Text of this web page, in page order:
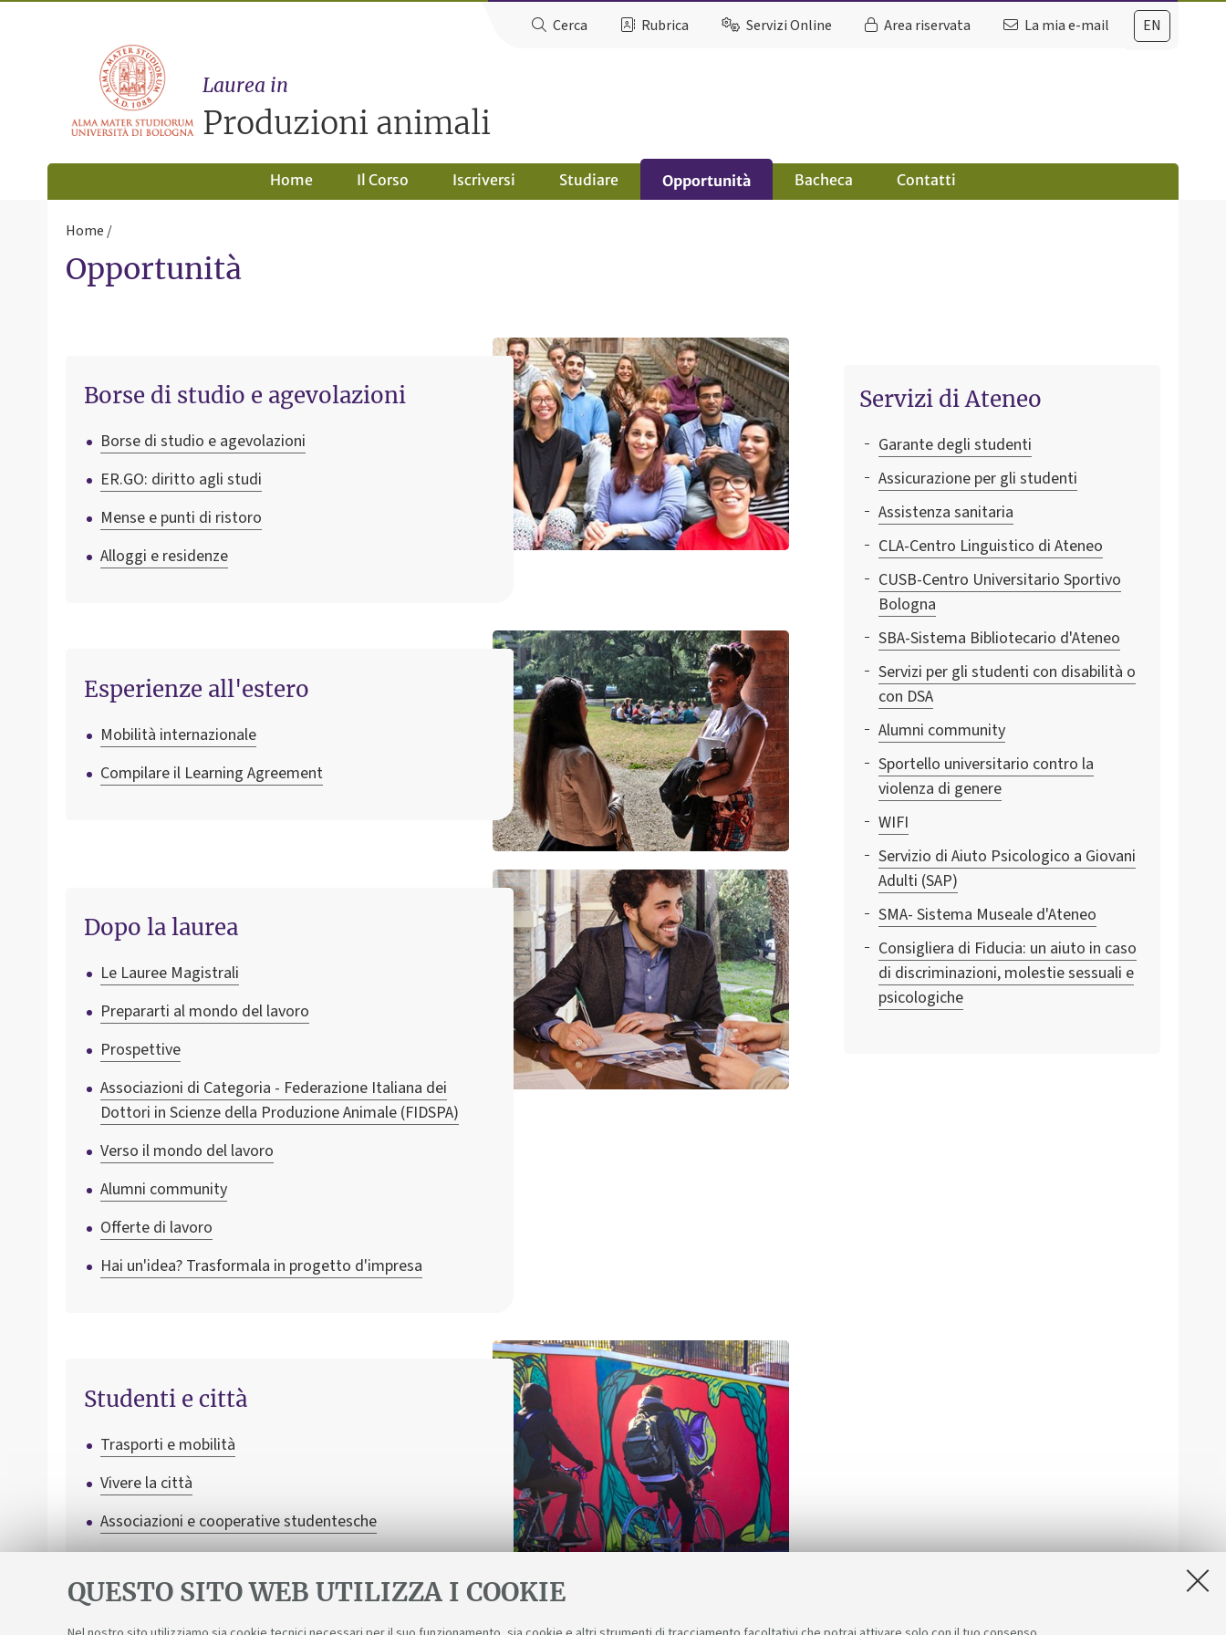
QUESTO SITO WEB UTILIZZA I COOKIE
EN
Cerca Rubrica Servizi Online Area riservata La mia e-mail
Laurea in
Produzioni animali
Home Il Corso Iscriversi Studiare Opportunità Bacheca Contatti
Home
Opportunità
Borse di studio e agevolazioni
Borse di studio e agevolazioni
ER.GO: diritto agli studi
Mense e punti di ristoro
Alloggi e residenze
Esperienze all'estero
Mobilità internazionale
Compilare il Learning Agreement
Dopo la laurea
Le Lauree Magistrali
Prepararti al mondo del lavoro
Prospettive
Associazioni di Categoria - Federazione Italiana dei
Dottori in Scienze della Produzione Animale (FIDSPA)
Verso il mondo del lavoro
Alumni community
Offerte di lavoro
Hai un'idea? Trasformala in progetto d'impresa
Studenti e città
Trasporti e mobilità
Vivere la città
Associazioni e cooperative studentesche
Agevolazioni per cinema, musei e teatri
Servizi di Ateneo
Garante degli studenti
Assicurazione per gli studenti
Assistenza sanitaria
CLA-Centro Linguistico di Ateneo
CUSB-Centro Universitario Sportivo
Bologna
SBA-Sistema Bibliotecario d'Ateneo
Servizi per gli studenti con disabilità o
con DSA
Alumni community
Sportello universitario contro la
violenza di genere
WIFI
Servizio di Aiuto Psicologico a Giovani
Adulti (SAP)
SMA- Sistema Museale d'Ateneo
Consigliera di Fiducia: un aiuto in caso
di discriminazioni, molestie sessuali e
psicologiche